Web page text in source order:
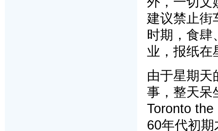
建议禁止街
时期，食肆
业，报纸在
由于星期天
事，整天呆
Toronto
60年代初